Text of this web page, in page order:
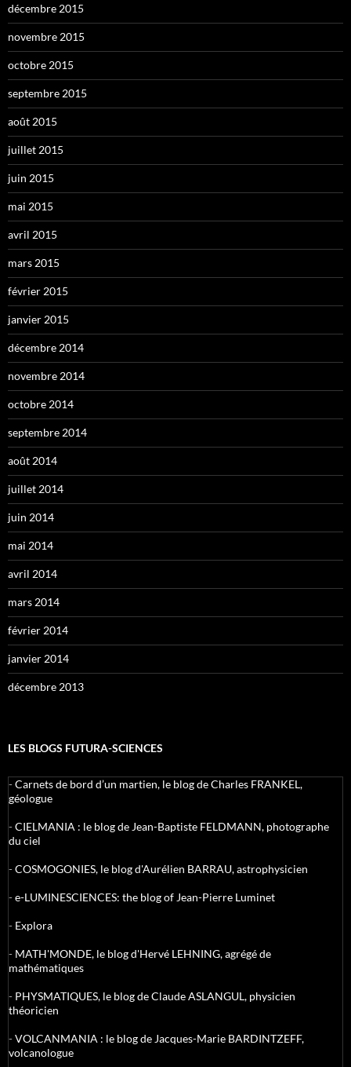
décembre 2015
novembre 2015
octobre 2015
septembre 2015
août 2015
juillet 2015
juin 2015
mai 2015
avril 2015
mars 2015
février 2015
janvier 2015
décembre 2014
novembre 2014
octobre 2014
septembre 2014
août 2014
juillet 2014
juin 2014
mai 2014
avril 2014
mars 2014
février 2014
janvier 2014
décembre 2013
LES BLOGS FUTURA-SCIENCES
-Carnets de bord d’un martien, le blog de Charles FRANKEL,
géologue
-CIELMANIA : le blog de Jean-Baptiste FELDMANN, photographe
du ciel
-COSMOGONIES, le blog d'Aurélien BARRAU, astrophysicien
-e-LUMINESCIENCES: the blog of Jean-Pierre Luminet
- Explora
- MATH'MONDE, le blog d'Hervé LEHNING, agrégé de
mathématiques
- PHYSMATIQUES, le blog de Claude ASLANGUL, physicien
théoricien
-VOLCANMANIA : le blog de Jacques-Marie BARDINTZEFF,
volcanologue